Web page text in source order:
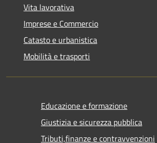
Vita lavorativa
Imprese e Commercio
Catasto e urbanistica
Mobilità e trasporti
Educazione e formazione
Giustizia e sicurezza pubblica
Tributi,finanze e contravvenzioni